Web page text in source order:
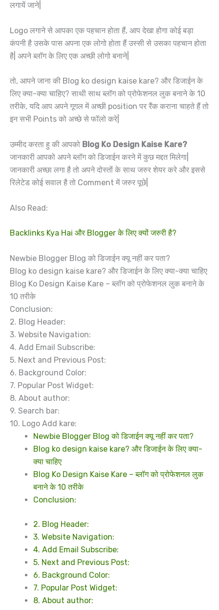
लगायें जाने|
Logo लगाने से आपका एक पहचान होता हैं, आप देखा होगा कोई बड़ा
कंपनी है उसके पास अपना एक लोगो होता हैं उस्सी से उसका पहचान होता
है| अपने ब्लॉग के लिए एक अच्छी लोगो बनाने|
तो, आपने जाना की Blog ko design kaise kare? और डिजाईन के
लिए क्या-क्या चाहिए? साथी साथ ब्लॉग को प्रोफेशनल लुक बनाने के 10
तरीके, यदि आप अपने गूगल में अच्छी position पर रैंक कराना चाहते हैं तो
इन सभी Points को अच्छे से फॉलो करे|
उम्मीद करता हु की आपको Blog Ko Design Kaise Kare?
जानकारी आपको अपने ब्लॉग को डिजाईन करने में कुछ मद्दत मिलेगा|
जानकारी अच्छा लगा है तो अपने दोस्तों के साथ जरुर शेयर करे और इससे
रिलेटेड कोई सवाल है तो Comment में जरुर पूछे|
Also Read:
Backlinks Kya Hai और Blogger के लिए क्यों जरुरी है?
Newbie Blogger Blog को डिजाईन क्यू नहीं कर पता?
Blog ko design kaise kare? और डिजाईन के लिए क्या-क्या चाहिए
Blog Ko Design Kaise Kare – ब्लॉग को प्रोफेशनल लुक बनाने के
10 तरीके
Conclusion:
2. Blog Header:
3. Website Navigation:
4. Add Email Subscribe:
5. Next and Previous Post:
6. Background Color:
7. Popular Post Widget:
8. About author:
9. Search bar:
10. Logo Add kare:
Newbie Blogger Blog को डिजाईन क्यू नहीं कर पता?
Blog ko design kaise kare? और डिजाईन के लिए क्या-
क्या चाहिए
Blog Ko Design Kaise Kare – ब्लॉग को प्रोफेशनल लुक
बनाने के 10 तरीके
Conclusion:
2. Blog Header:
3. Website Navigation:
4. Add Email Subscribe:
5. Next and Previous Post:
6. Background Color:
7. Popular Post Widget:
8. About author: